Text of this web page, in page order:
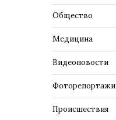
Общество
Медицина
Видеоновости
Фоторепортажи
Происшествия